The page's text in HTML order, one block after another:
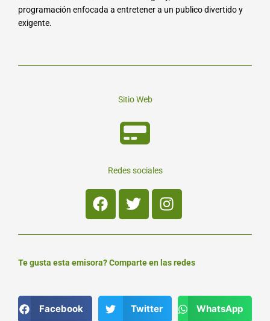
programación enfocada a entretener a un publico divertido y
exigente.
Sitio Web
Redes sociales
Facebook
TwitterInstagram
Te gusta esta emisora? Comparte en las redes
Facebook Twitter WhatsApp